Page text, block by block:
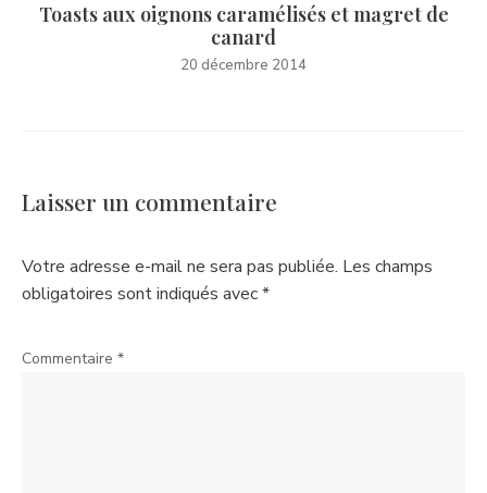
Toasts aux oignons caramélisés et magret de
canard
20 décembre 2014
Laisser un commentaire
Votre adresse e-mail ne sera pas publiée. Les champs
obligatoires sont indiqués avec*
Commentaire *